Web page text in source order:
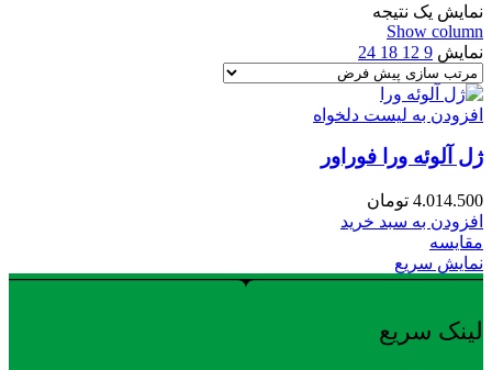
نمایش یک نتیجه
Show column
نمایش 9
12
18
24
افزودن به لیست دلخواه
ژل آلوئه ورا فوراور
4.014.500 تومان
افزودن به سبد خرید
مقایسه
نمایش سریع
لینک سریع